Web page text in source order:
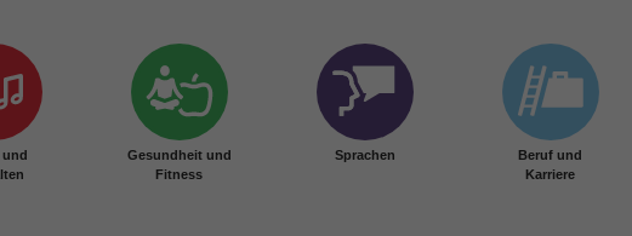
Gesundheit und
Fitness
Sprachen
Beruf und
Karriere